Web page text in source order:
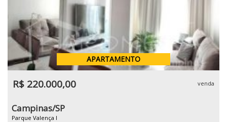
APARTAMENTO
R$ 220.000,00 venda
Campinas/SP
Parque Valença I